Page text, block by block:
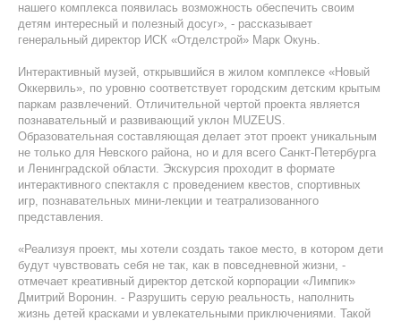
нашего комплекса появилась возможность обеспечить своим
детям интересный и полезный досуг», ‑ рассказывает
генеральный директор ИСК «Отделстрой» Марк Окунь.
Интерактивный музей, открывшийся в жилом комплексе «Новый
Оккервиль», по уровню соответствует городским детским крытым
паркам развлечений. Отличительной чертой проекта является
познавательный и развивающий уклон MUZEUS.
Образовательная составляющая делает этот проект уникальным
не только для Невского района, но и для всего Санкт-Петербурга
и Ленинградской области. Экскурсия проходит в формате
интерактивного спектакля с проведением квестов, спортивных
игр, познавательных мини-лекции и театрализованного
представления.
«Реализуя проект, мы хотели создать такое место, в котором дети
будут чувствовать себя не так, как в повседневной жизни, ‑
отмечает креативный директор детской корпорации «Лимпик»
Дмитрий Воронин. ‑ Разрушить серую реальность, наполнить
жизнь детей красками и увлекательными приключениями. Такой